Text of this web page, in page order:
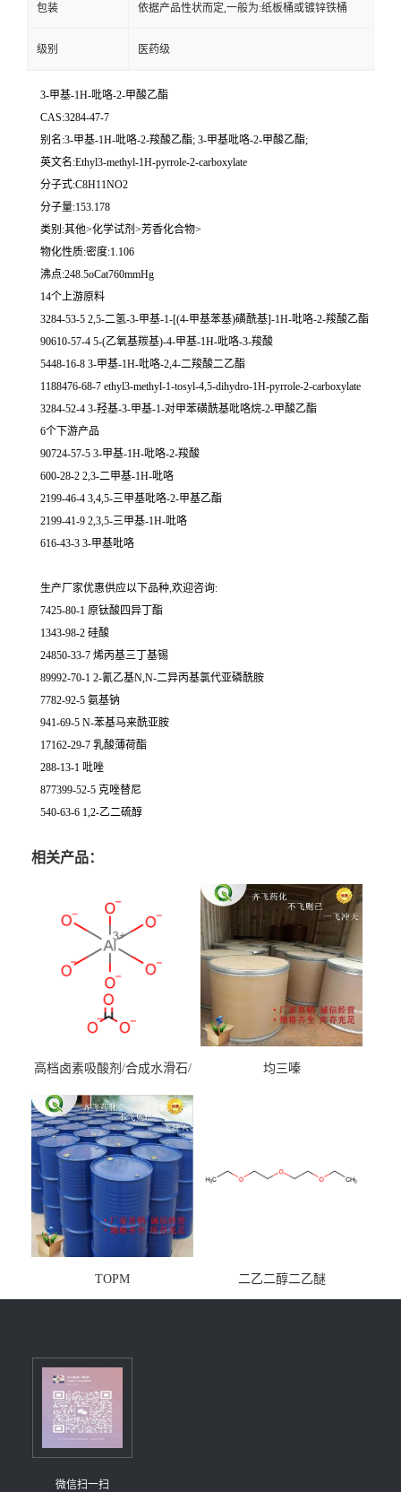
包装 依据产品性状而定,一般为:纸板桶或镀锌铁桶
级别 医药级
3-甲基-1H-吡咯-2-甲酸乙酯
CAS:3284-47-7
别名:3-甲基-1H-吡咯-2-羧酸乙酯; 3-甲基吡咯-2-甲酸乙酯;
英文名:Ethyl3-methyl-1H-pyrrole-2-carboxylate
分子式:C8H11NO2
分子量:153.178
类别:其他>化学试剂>芳香化合物>
物化性质:密度:1.106
沸点:248.5oCat760mmHg
14个上游原料
3284-53-5 2,5-二氢-3-甲基-1-[(4-甲基苯基)磺酰基]-1H-吡咯-2-羧酸乙酯
90610-57-4 5-(乙氧基羰基)-4-甲基-1H-吡咯-3-羧酸
5448-16-8 3-甲基-1H-吡咯-2,4-二羧酸二乙酯
1188476-68-7 ethyl3-methyl-1-tosyl-4,5-dihydro-1H-pyrrole-2-carboxylate
3284-52-4 3-羟基-3-甲基-1-对甲苯磺酰基吡咯烷-2-甲酸乙酯
6个下游产品
90724-57-5 3-甲基-1H-吡咯-2-羧酸
600-28-2 2,3-二甲基-1H-吡咯
2199-46-4 3,4,5-三甲基吡咯-2-甲基乙酯
2199-41-9 2,3,5-三甲基-1H-吡咯
616-43-3 3-甲基吡咯
生产厂家优惠供应以下品种,欢迎咨询:
7425-80-1 原钛酸四异丁酯
1343-98-2 硅酸
24850-33-7 烯丙基三丁基锡
89992-70-1 2-氰乙基N,N-二异丙基氯代亚磷酰胺
7782-92-5 氨基钠
941-69-5 N-苯基马来酰亚胺
17162-29-7 乳酸薄荷酯
288-13-1 吡唑
877399-52-5 克唑替尼
540-63-6 1,2-乙二硫醇
相关产品：
高档卤素吸酸剂/合成水滑石/
均三嗪
TOPM 二乙二醇二乙醚
微信扫一扫